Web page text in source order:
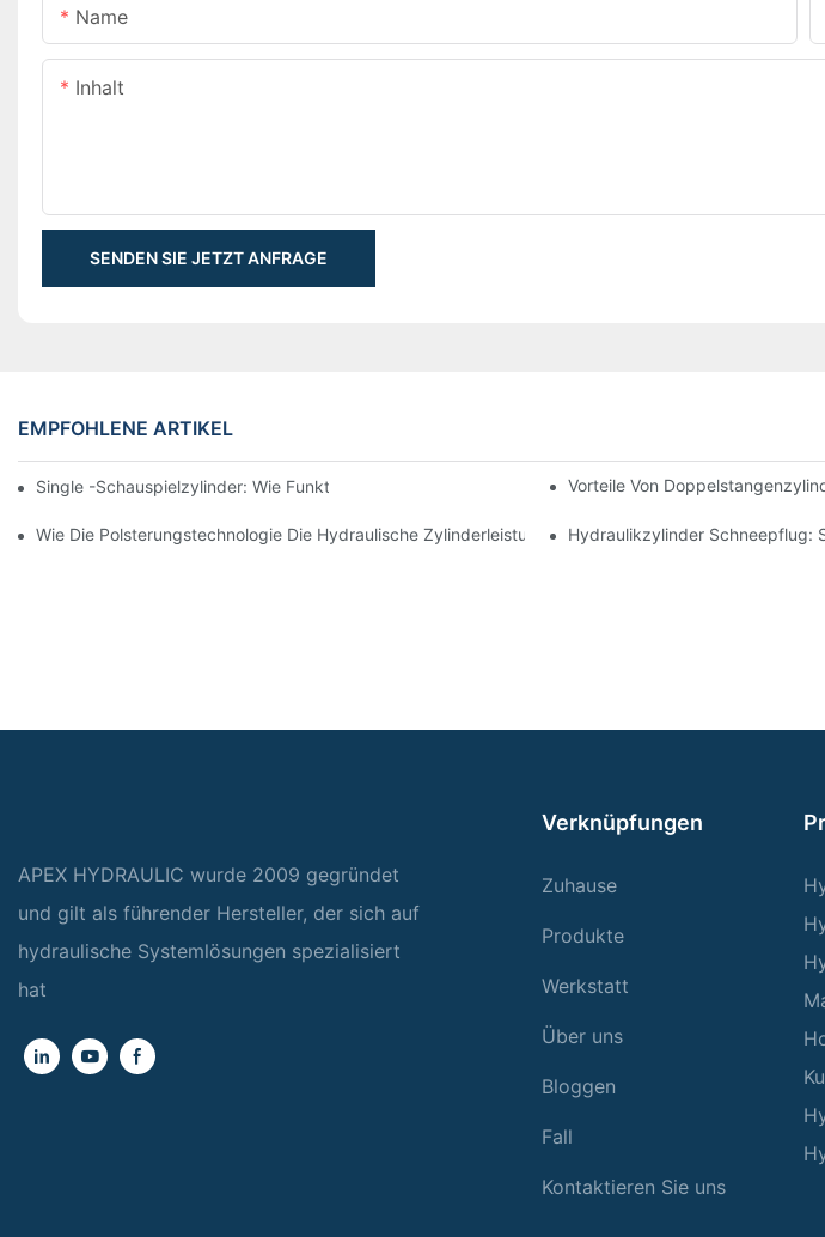
Name
Inhalt
SENDEN SIE JETZT ANFRAGE
EMPFOHLENE ARTIKEL
Single -Schauspielzylinder: Wie Funktioniert Es & Gemeinsame Anwendungen
Vorteile Von
Wie Die Polsterungstechnologie Die Hydraulische Zylinderleistung VerbessertHydraulikzylinder Schneepflug:
APEX HYDRAULIC wurde 2009 gegründet
und gilt als führender Hersteller, der sich auf
hydraulische Systemlösungen spezialisiert
hat
Verknüpfungen
Zuhause
Produkte
Werkstatt
Über uns
Bloggen
Fall
Kontaktieren Sie uns